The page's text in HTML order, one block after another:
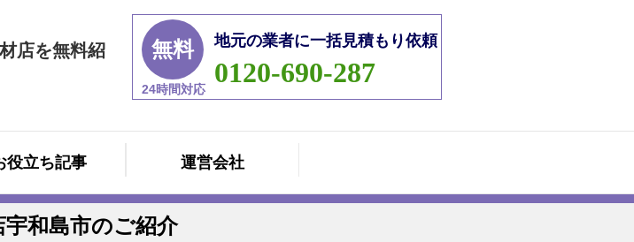
店を無料紹
無料
24時間対応
地元の業者に一括見積もり依頼
0120-690-287
役立ち記事 運営会社
宇和島市のご紹介